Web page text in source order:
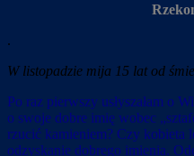
.
W listopadzie mija 15 lat od
Po raz pierwszy usłyszałam o
o swoje dobre imię wobec
rzucić kamieniem? Czy kobieta
odzyskanie dobrego imienia.